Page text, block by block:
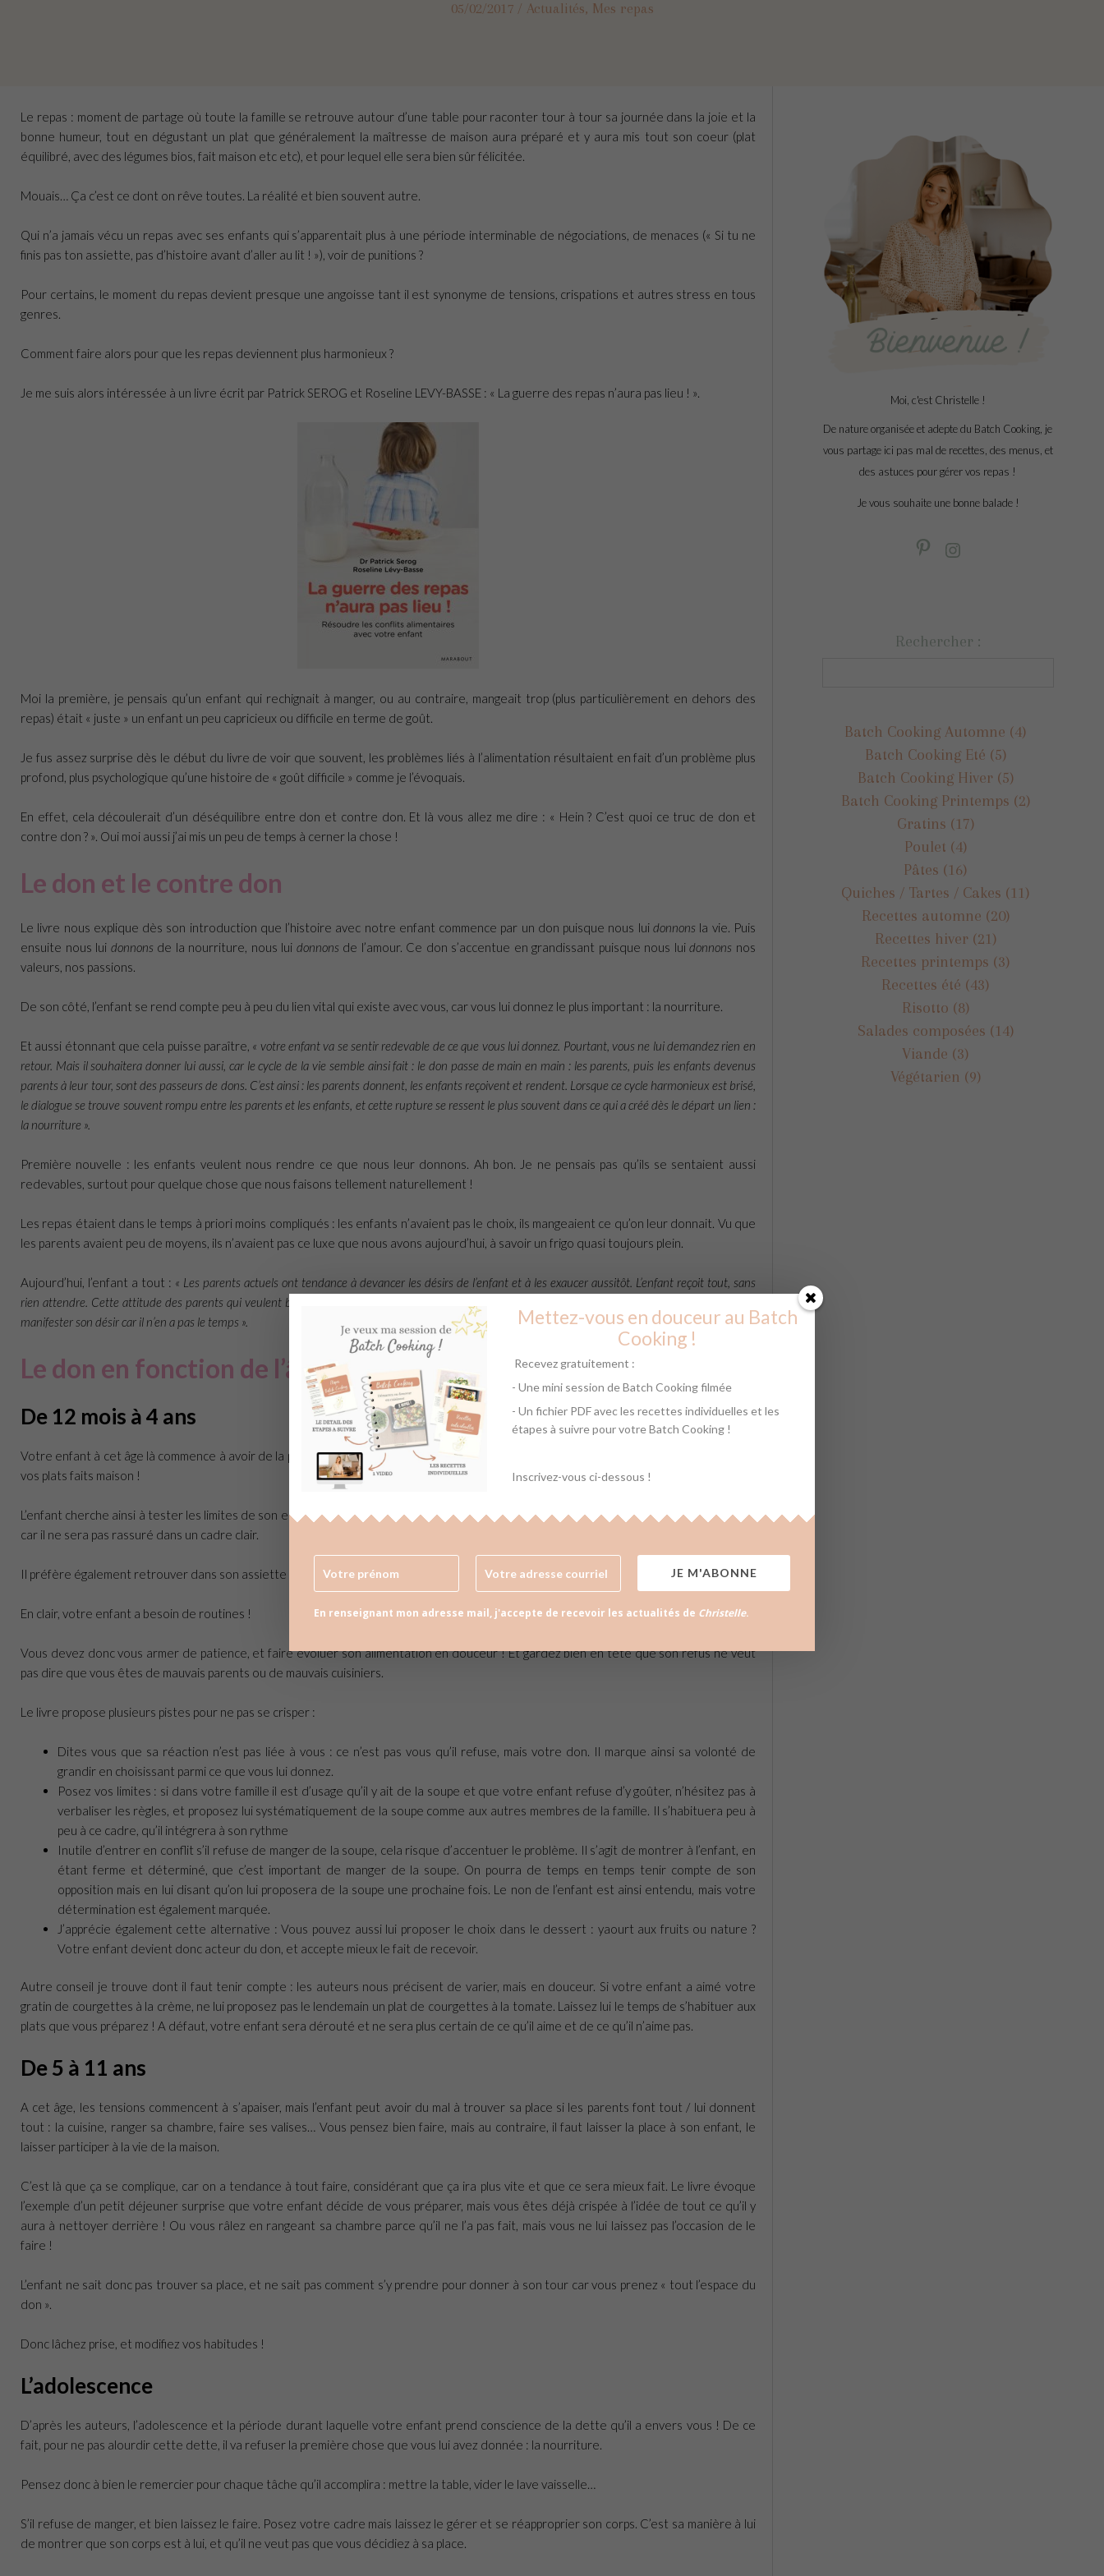
05/02/2017 / Actualités, Mes repas
Le repas : moment de partage où toute la famille se retrouve autour d’une table pour raconter tour à tour sa journée dans la joie et la
bonne humeur, tout en dégustant un plat que généralement la maîtresse de maison aura préparé et y aura mis tout son coeur (plat
équilibré, avec des légumes bios, fait maison etc etc), et pour lequel elle sera bien sûr félicitée.
Mouais… Ça c’est ce dont on rêve toutes. La réalité et bien souvent autre.
Qui n’a jamais vécu un repas avec ses enfants qui s’apparentait plus à une période interminable de négociations, de menaces (« Si tu ne
finis pas ton assiette, pas d’histoire avant d’aller au lit ! »), voir de punitions ?
Pour certains, le moment du repas devient presque une angoisse tant il est synonyme de tensions, crispations et autres stress en tous
genres.
Comment faire alors pour que les repas deviennent plus harmonieux ?
Je me suis alors intéressée à un livre écrit par Patrick SEROG et Roseline LEVY-BASSE : « La guerre des repas n’aura pas lieu ! ».
Moi la première, je pensais qu’un enfant qui rechignait à manger, ou au contraire, mangeait trop (plus particulièrement en dehors des
repas) était « juste » un enfant un peu capricieux ou difficile en terme de goût.
Je fus assez surprise dès le début du livre de voir que souvent, les problèmes liés à l’alimentation résultaient en fait d’un problème plus
profond, plus psychologique qu’une histoire de « goût difficile » comme je l’évoquais.
En effet, cela découlerait d’un déséquilibre entre don et contre don. Et là vous allez me dire : « Hein ? C’est quoi ce truc de don et
contre don ? ». Oui moi aussi j’ai mis un peu de temps à cerner la chose !
Le don et le contre don
Le livre nous explique dès son introduction que l’histoire avec notre enfant commence par un don puisque nous luidonnons la vie. Puis
ensuite nous lui donnons de la nourriture, nous lui donnons de l’amour. Ce don s’accentue en grandissant puisque nous luidonnons nos
valeurs, nos passions.
De son côté, l’enfant se rend compte peu à peu du lien vital qui existe avec vous, car vous lui donnez le plus important : la nourriture.
Et aussi étonnant que cela puisse paraître, « votre enfant va se sentir redevable de ce que vous lui donnez. Pourtant, vous ne lui demandez rien en
retour. Mais il souhaitera donner lui aussi, car le cycle de la vie semble ainsi fait : le don passe de main en main : les parents, puis les enfants devenus
parents à leur tour, sont des passeurs de dons. C’est ainsi : les parents donnent, les enfants reçoivent et rendent. Lorsque ce cycle harmonieux est brisé,
le dialogue se trouve souvent rompu entre les parents et les enfants, et cette rupture se ressent le plus souvent dans ce qui a créé dès le départ un lien :
la nourriture ».
Première nouvelle : les enfants veulent nous rendre ce que nous leur donnons. Ah bon. Je ne pensais pas qu’ils se sentaient aussi
redevables, surtout pour quelque chose que nous faisons tellement naturellement !
Les repas étaient dans le temps à priori moins compliqués : les enfants n’avaient pas le choix, ils mangeaient ce qu’on leur donnait. Vu que
les parents avaient peu de moyens, ils n’avaient pas ce luxe que nous avons aujourd’hui, à savoir un frigo quasi toujours plein.
Aujourd’hui, l’enfant a tout : « Les parents actuels ont tendance à devancer les désirs de l’enfant et à les exaucer aussitôt. L’enfant reçoit tout, sans
rien attendre. Cette attitude des parents qui veulent bien faire, qui veulent le meilleur, bloque en réalité le cycle naturel du don. L’enfant ne peut pas
manifester son désir car il n’en a pas le temps ».
Le don en fonction de l’âge
De 12 mois à 4 ans
Votre enfant à cet âge là commence à avoir de la personnalité et est susceptible de dévorer les plats surgelés de la cantine et de renier
vos plats faits maison !
L’enfant cherche ainsi à tester les limites de son entourage à partir de 2 ans. Si ces limites ne sont pas posées, c’est pour lui une angoisse,
car il ne sera pas rassuré dans un cadre clair.
Il préfère également retrouver dans son assiette des aliments qu’il connait car cela le rassure.
En clair, votre enfant a besoin de routines !
Vous devez donc vous armer de patience, et faire évoluer son alimentation en douceur ! Et gardez bien en tête que son refus ne veut
pas dire que vous êtes de mauvais parents ou de mauvais cuisiniers.
Le livre propose plusieurs pistes pour ne pas se crisper :
Dites vous que sa réaction n’est pas liée à vous : ce n’est pas vous qu’il refuse, mais votre don. Il marque ainsi sa volonté de
grandir en choisissant parmi ce que vous lui donnez.
Posez vos limites : si dans votre famille il est d’usage qu’il y ait de la soupe et que votre enfant refuse d’y goûter, n’hésitez pas à
verbaliser les règles, et proposez lui systématiquement de la soupe comme aux autres membres de la famille. Il s’habituera peu à
peu à ce cadre, qu’il intégrera à son rythme
Inutile d’entrer en conflit s’il refuse de manger de la soupe, cela risque d’accentuer le problème. Il s’agit de montrer à l’enfant, en
étant ferme et déterminé, que c’est important de manger de la soupe. On pourra de temps en temps tenir compte de son
opposition mais en lui disant qu’on lui proposera de la soupe une prochaine fois. Le non de l’enfant est ainsi entendu, mais votre
détermination est également marquée.
J’apprécie également cette alternative : Vous pouvez aussi lui proposer le choix dans le dessert : yaourt aux fruits ou nature ?
Votre enfant devient donc acteur du don, et accepte mieux le fait de recevoir.
Autre conseil je trouve dont il faut tenir compte : les auteurs nous précisent de varier, mais en douceur. Si votre enfant a aimé votre
gratin de courgettes à la crème, ne lui proposez pas le lendemain un plat de courgettes à la tomate. Laissez lui le temps de s’habituer aux
plats que vous préparez ! A défaut, votre enfant sera dérouté et ne sera plus certain de ce qu’il aime et de ce qu’il n’aime pas.
De 5 à 11 ans
A cet âge, les tensions commencent à s’apaiser, mais l’enfant peut avoir du mal à trouver sa place si les parents font tout / lui donnent
tout : la cuisine, ranger sa chambre, faire ses valises… Vous pensez bien faire, mais au contraire, il faut laisser la place à son enfant, le
laisser participer à la vie de la maison.
C’est là que ça se complique, car on a tendance à tout faire, considérant que ça ira plus vite et que ce sera mieux fait. Le livre évoque
l’exemple d’un petit déjeuner surprise que votre enfant décide de vous préparer, mais vous êtes déjà crispée à l’idée de tout ce qu’il y
aura à nettoyer derrière ! Ou vous râlez en rangeant sa chambre parce qu’il ne l’a pas fait, mais vous ne lui laissez pas l’occasion de le
faire !
L’enfant ne sait donc pas trouver sa place, et ne sait pas comment s’y prendre pour donner à son tour car vous prenez « tout l’espace du
don ».
Donc lâchez prise, et modifiez vos habitudes !
L’adolescence
D’après les auteurs, l’adolescence et la période durant laquelle votre enfant prend conscience de la dette qu’il a envers vous ! De ce
fait, pour ne pas alourdir cette dette, il va refuser la première chose que vous lui avez donnée : la nourriture.
Pensez donc à bien le remercier pour chaque tâche qu’il accomplira : mettre la table, vider le lave vaisselle…
S’il refuse de manger, et bien laissez le faire. Posez votre cadre mais laissez le gérer et se réapproprier son corps. C’est sa manière à lui
de montrer que son corps est à lui, et qu’il ne veut pas que vous décidiez à sa place.
Moi, c'est Christelle !
De nature organisée et adepte du Batch Cooking, je
vous partage ici pas mal de recettes, des menus, et
des astuces pour gérer vos repas !
Je vous souhaite une bonne balade !
Rechercher :
Batch Cooking Automne (4)
Batch Cooking Eté (5)
Batch Cooking Hiver (5)
Batch Cooking Printemps (2)
Gratins (17)
Poulet (4)
Pâtes (16)
Quiches / Tartes / Cakes (11)
Recettes automne (20)
Recettes hiver (21)
Recettes printemps (3)
Recettes été (43)
Risotto (8)
Salades composées (14)
Viande (3)
Végétarien (9)
Mettez-vous en douceur au Batch
Cooking !
Recevez gratuitement :
- Une mini session de Batch Cooking filmée
- Un fichier PDF avec les recettes individuelles et les
étapes à suivre pour votre Batch Cooking !
Inscrivez-vous ci-dessous !
JE M'ABONNE
En renseignant mon adresse mail, j'accepte de recevoir les actualités de Christelle.